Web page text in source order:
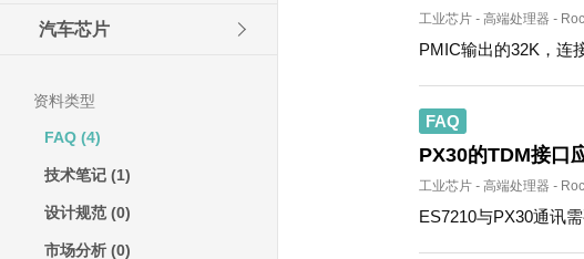
汽车芯片
资料类型
FAQ (4)
技术笔记 (1)
设计规范 (0)
市场分析 (0)
工业芯片 - 高端处理器 -
PMIC输出的32K，连
FAQ
PX30的TDM接口
工业芯片 - 高端处理器 -
ES7210与PX30通讯